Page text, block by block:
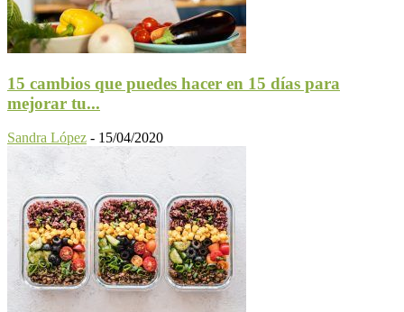
15 cambios que puedes hacer en 15 días para
mejorar tu...
Sandra López - 15/04/2020